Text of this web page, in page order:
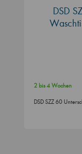
DSD
2 bis 4 Wochen
DSD SZZ 60